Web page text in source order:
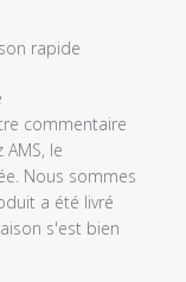
rapide
commentaire
le
Nous sommes
a été livré
s'est bien